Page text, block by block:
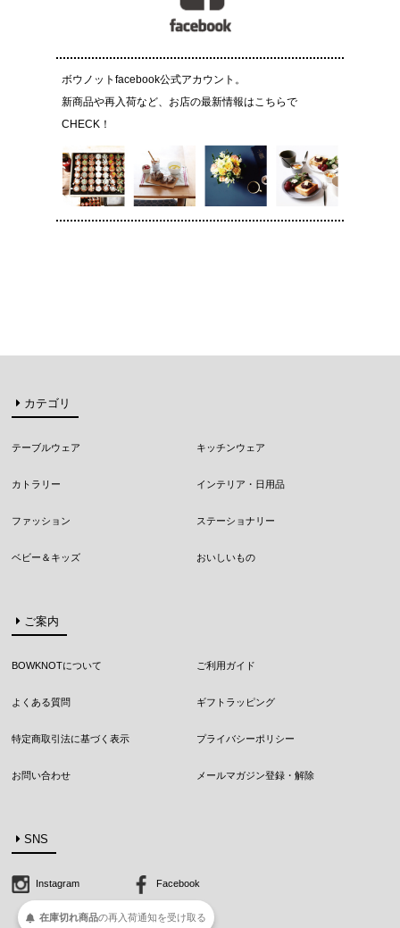
ボウノットfacebook公式アカウント。
新商品や再入荷など、お店の最新情報はこちらで
CHECK！
カテゴリ
テーブルウェア キッチンウェア
カトラリー インテリア・日用品
ファッション ステーショナリー
ベビー＆キッズ おいしいもの
ご案内
BOWKNOTについて ご利用ガイド
よくある質問 ギフトラッピング
特定商取引法に基づく表示 プライバシーポリシー
お問い合わせ メールマガジン登録・解除
SNS
Instagram Facebook
在庫切れ商品の再入荷通知を受け取る